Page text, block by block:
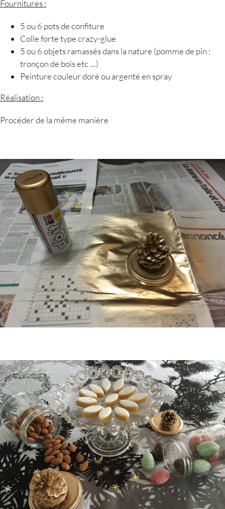
Fournitures :
5 ou 6 pots de confiture
Colle forte type crazy-glue
5 ou 6 objets ramassés dans la nature (pomme de pin ;
tronçon de bois etc …)
Peinture couleur doré ou argenté en spray
Réalisation :
Procéder de la même manière